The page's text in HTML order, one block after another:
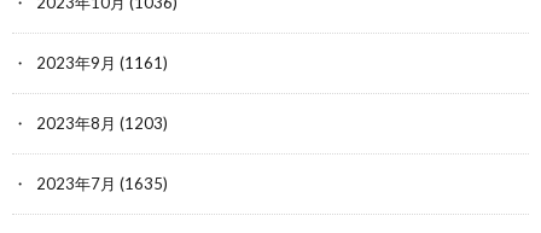
2023年9月 (1161)
2023年8月 (1203)
2023年7月 (1635)